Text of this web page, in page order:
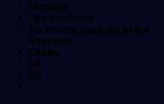
Головна
Про компанію
Де купити, наші магазини
Контакти
Сервіс
UA
RU